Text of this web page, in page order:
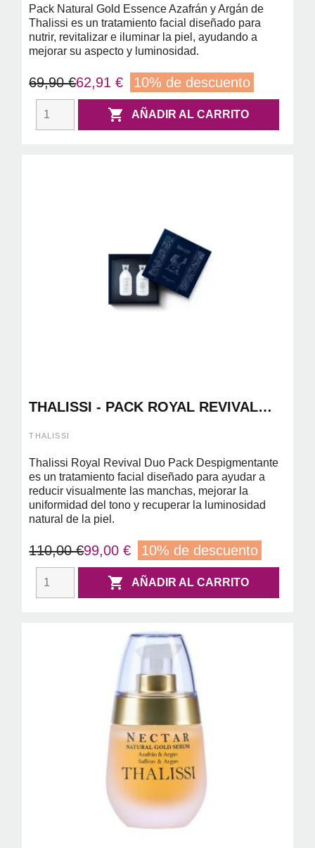
Pack Natural Gold Essence Azafrán y Argán de
Thalissi es un tratamiento facial diseñado para
nutrir, revitalizar e iluminar la piel, ayudando a
mejorar su aspecto y luminosidad.
69,90 €62,91 € 10% de descuento
 AÑADIR AL CARRITO
THALISSI - PACK ROYAL REVIVAL
REVIVAL BODY ESSENCE 250ML+
THALISSI
Thalissi Royal Revival Duo Pack Despigmentante
es un tratamiento facial diseñado para ayudar a
reducir visualmente las manchas, mejorar la
uniformidad del tono y recuperar la luminosidad
natural de la piel.
110,00 €99,00 € 10% de descuento
 AÑADIR AL CARRITO